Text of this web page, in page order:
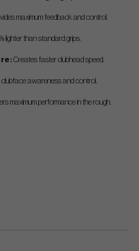
maximum feedback and control.
lighter than standard grips.
Creates faster clubhead speed.
awareness and control.
maximum performance in the rough.